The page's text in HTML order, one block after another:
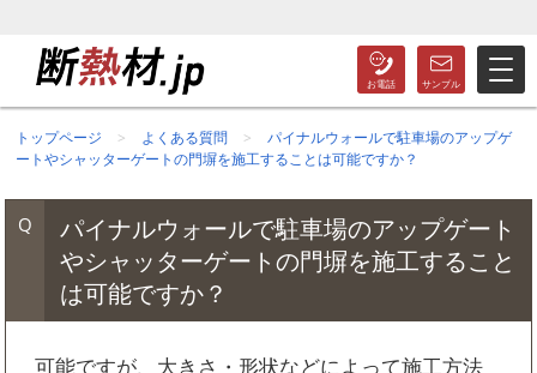
トップページ よくある質問
パイナルウォールで駐車場のアップゲ
ートやシャッターゲートの門塀を施工することは可能ですか？
パイナルウォールで駐車場のアップゲート
やシャッターゲートの門塀を施工すること
は可能ですか？
可能ですが、大きさ・形状などによって施工方法